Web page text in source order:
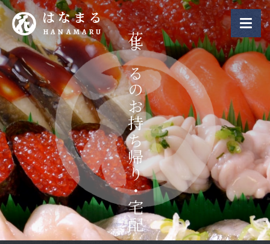
はなまる
HANAMARU 花まるのお持ち帰り・宅配